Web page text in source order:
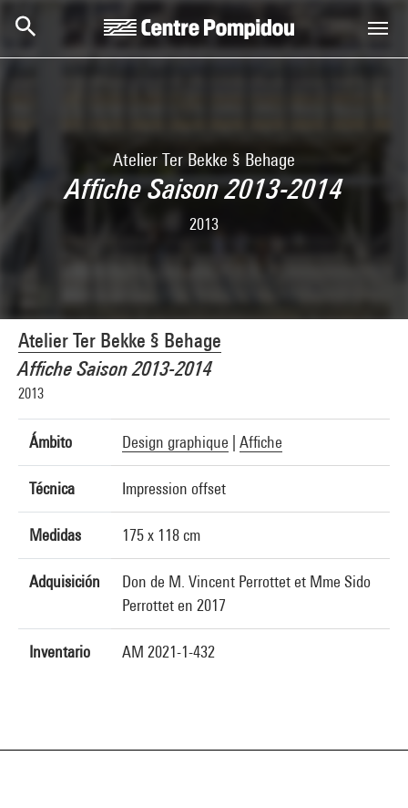
Atelier Ter Bekke § Behage
Affiche Saison 2013-2014
2013
Atelier Ter Bekke § Behage
Affiche Saison 2013-2014
2013
Ámbito Design graphique Affiche
Técnica Impression offset
Medidas 175 x 118 cm
Adquisición
Don de M. Vincent Perrottet et Mme Sido
Perrottet en 2017
Inventario AM 2021-1-432